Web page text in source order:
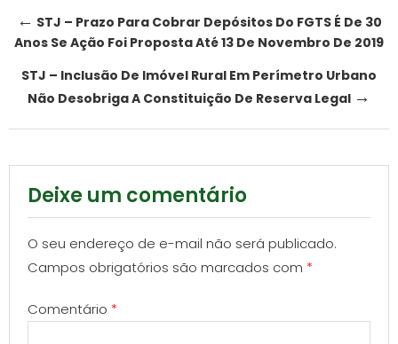
Post
navigation
← STJ – Prazo Para Cobrar Depósitos Do FGTS É De 30
Anos Se Ação Foi Proposta Até 13 De Novembro De 2019
STJ – Inclusão De Imóvel Rural Em Perímetro Urbano
Não Desobriga A Constituição De Reserva Legal →
Deixe um comentário
O seu endereço de e-mail não será publicado.
Campos obrigatórios são marcados com *
Comentário *